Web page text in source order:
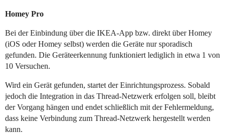
Homey Pro
Bei der Einbindung über die IKEA-App bzw. direkt über Homey
(iOS oder Homey selbst) werden die Geräte nur sporadisch
gefunden. Die Geräteerkennung funktioniert lediglich in etwa 1 von
10 Versuchen.
Wird ein Gerät gefunden, startet der Einrichtungsprozess. Sobald
jedoch die Integration in das Thread-Netzwerk erfolgen soll, bleibt
der Vorgang hängen und endet schließlich mit der Fehlermeldung,
dass keine Verbindung zum Thread-Netzwerk hergestellt werden
kann.